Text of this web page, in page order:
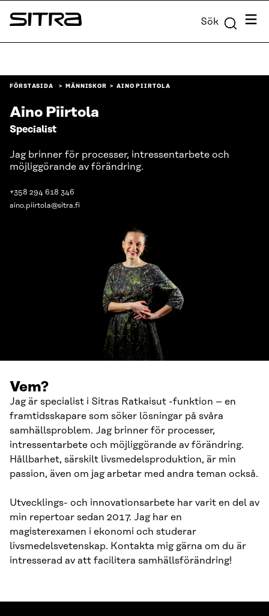
Skip to
content
Sitra Sök Meny
FÖRSTASIDA MÄNNISKOR AINO PIIRTOLA
Aino Piirtola
Specialist
Jag brinner för processer, intressentarbete och
möjliggörande av förändring.
+358 294 618 346
aino.piirtola@sitra.fi
Vem?
Jag är specialist i Sitras Ratkaisut -funktion – en
framtidsskapare som söker lösningar på svåra
samhällsproblem. Jag brinner för processer,
intressentarbete och möjliggörande av förändring.
Hållbarhet, särskilt livsmedelsproduktion, är min
passion, även om jag arbetar med andra teman också.
Utvecklings- och innovationsarbete har varit en del av
min repertoar sedan 2017. Jag har en
magisterexamen i ekonomi och studerar
livsmedelsvetenskap. Kontakta mig gärna om du är
intresserad av att facilitera samhällsförändring!